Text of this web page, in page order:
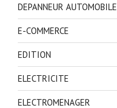
DEPANNEUR AUTOMOBILE
E-COMMERCE
EDITION
ELECTRICITE
ELECTROMENAGER